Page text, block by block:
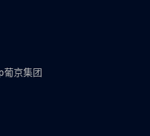
京集团